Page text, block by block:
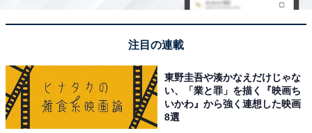
注目の連載
東野圭吾や湊かなえだけじゃな
い、「業と罪」を描く『映画ち
いかわ』から強く連想した映画
8選